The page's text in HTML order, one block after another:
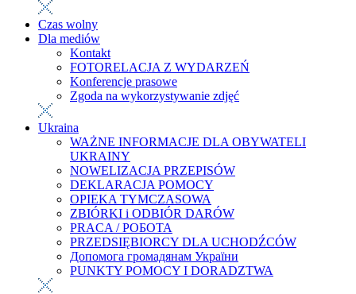
Czas wolny
Dla mediów
Kontakt
FOTORELACJA Z WYDARZEŃ
Konferencje prasowe
Zgoda na wykorzystywanie zdjęć
Ukraina
WAŻNE INFORMACJE DLA OBYWATELI
UKRAINY
NOWELIZACJA PRZEPISÓW
DEKLARACJA POMOCY
OPIEKA TYMCZASOWA
ZBIÓRKI i ODBIÓR DARÓW
PRACA / РОБОТА
PRZEDSIĘBIORCY DLA UCHODŹCÓW
Допомога громадянам України
PUNKTY POMOCY I DORADZTWA